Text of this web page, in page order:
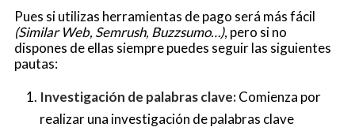
Pues si utilizas herramientas de pago será más fácil
(Similar Web, Semrush, Buzzsumo…), pero si no
dispones de ellas siempre puedes seguir las siguientes
pautas:
Investigación de palabras clave:Comienza por
realizar una investigación de palabras clave